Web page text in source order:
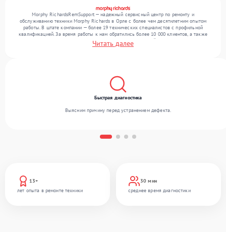
Morphy RichardsRemSupport — надежный сервисный центр по ремонту и
обслуживанию техники Morphy Richards в Орле с более чем десятилетним опытом
работы. В штате компании — более 19 технических специалистов с профильной
квалификацией. За время работы к нам обратились более 10 000 клиентов, а также
выполнено свыше 12 000 ремонтов. Ежемесячно в сервисный центр поступает от 300
устройств, включая , , . Мы беремся за задачи любой сложности и гарантируем
Читать далее
13+
лет опыта в ремонте техники
30 мин
среднее время диагностики
Быстрая диагностика
Выясним причину перед устранением дефекта.